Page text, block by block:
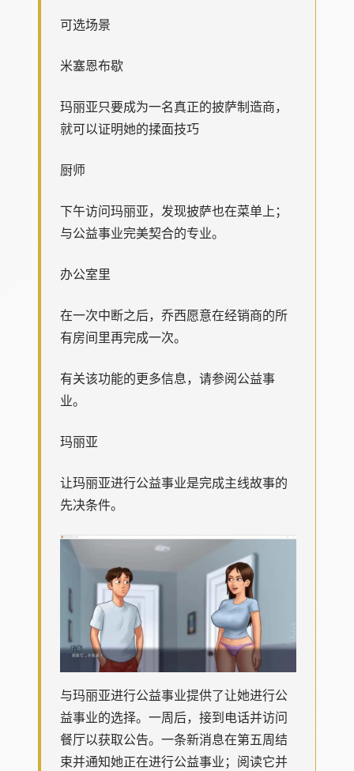
可选场景
米塞恩布歇
玛丽亚只要成为一名真正的披萨制造商，
就可以证明她的揉面技巧
厨师
下午访问玛丽亚，发现披萨也在菜单上；
与公益事业完美契合的专业。
办公室里
在一次中断之后，乔西愿意在经销商的所
有房间里再完成一次。
有关该功能的更多信息，请参阅公益事
业。
玛丽亚
让玛丽亚进行公益事业是完成主线故事的
先决条件。
与玛丽亚进行公益事业提供了让她进行公
益事业的选择。一周后，接到电话并访问
餐厅以获取公告。一条新消息在第五周结
束并通知她正在进行公益事业；阅读它并